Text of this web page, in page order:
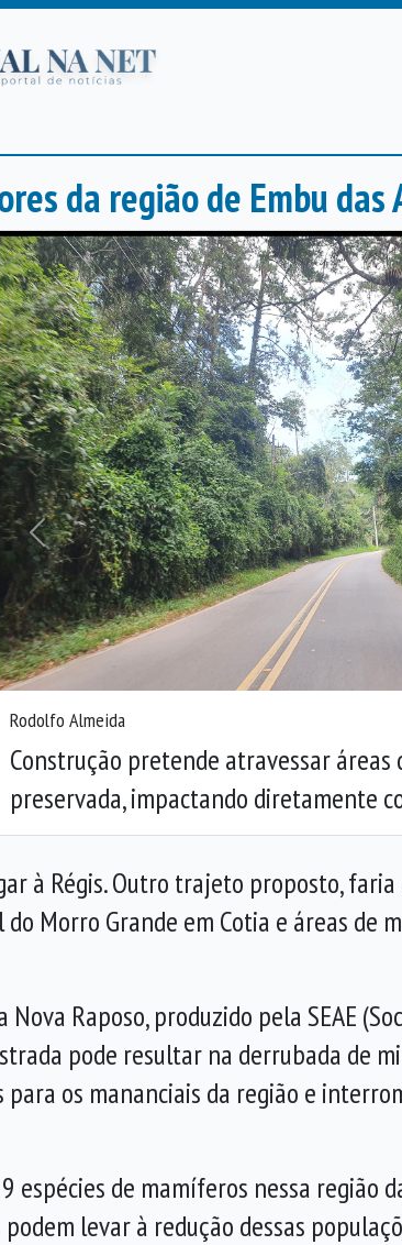
da região de Embu das
Rodolfo Almeida
Construção pretende atravessar áreas
preservada, impactando diretamente
Anterior
à Régis. Outro trajeto proposto,
Morro Grande em Cotia e áreas de
Raposo, produzido pela SEAE
pode resultar na derrubada de
os mananciais da região e
de mamíferos nessa região da
levar à redução dessas